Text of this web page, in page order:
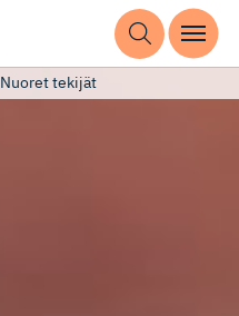
Nuoret tekijät